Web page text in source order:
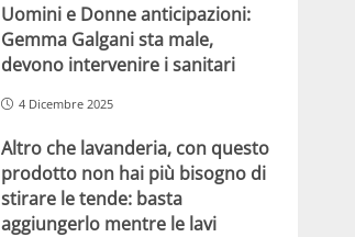
Uomini e Donne anticipazioni:
Gemma Galgani sta male,
devono intervenire i sanitari
4 Dicembre 2025
Altro che lavanderia, con questo
prodotto non hai più bisogno di
stirare le tende: basta
aggiungerlo mentre le lavi